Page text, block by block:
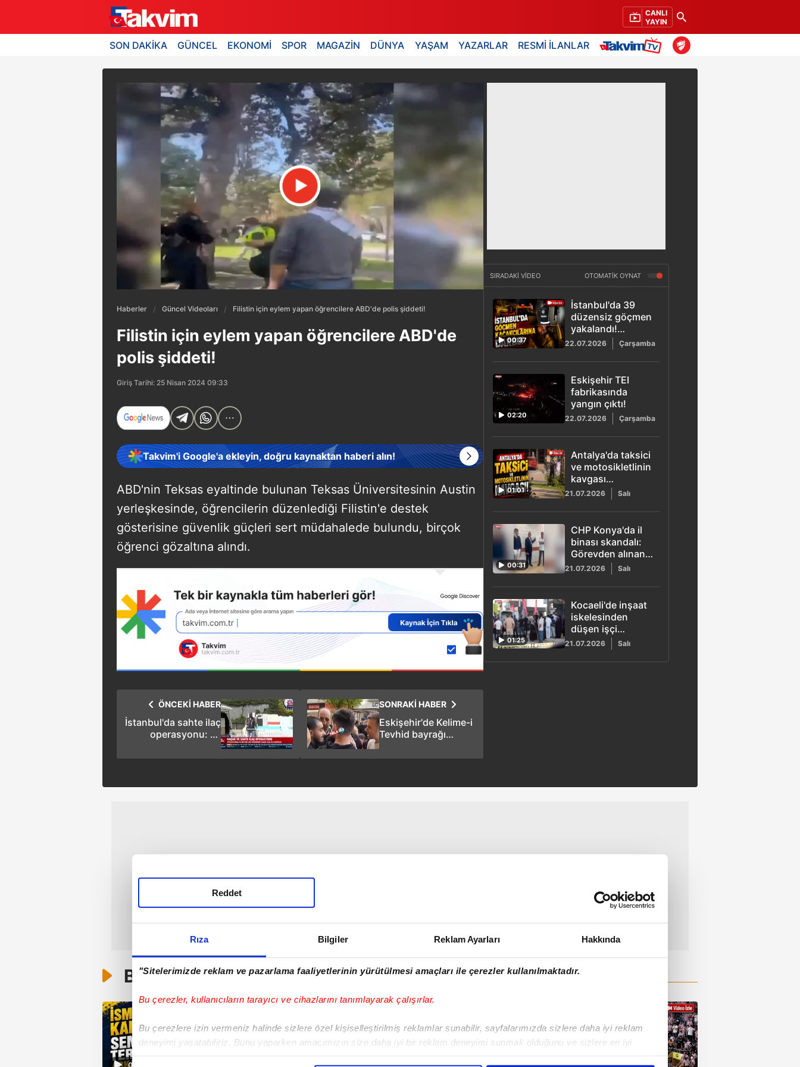
Rıza Bilgiler Reklam Ayarları Hakkında
"Sitelerimizde reklam ve pazarlama faaliyetlerinin yürütülmesi amaçları ile çerezler kullanılmaktadır.
Bu çerezler, kullanıcıların tarayıcı ve cihazlarını tanımlayarak çalışırlar.
Bu çerezlere izin vermeniz halinde sizlere özel kişiselleştirilmiş reklamlar sunabilir, sayfalarımızda sizlere daha iyi reklam
deneyimi yaşatabiliriz. Bunu yaparken amacımızın size daha iyi bir reklam deneyimi sunmak olduğunu ve sizlere en iyi
Reddet
CANLI
YAYIN
SON DAKİKA GÜNCEL EKONOMİ SPOR MAGAZİN DÜNYA YAŞAM YAZARLAR RESMİ İLANLAR
Haberler Güncel Videoları Filistin için eylem yapan öğrencilere ABD'de polis şiddeti!
Filistin için eylem yapan öğrencilere ABD'de
polis şiddeti!
Giriş Tarihi: 25 Nisan 2024 09:33
Takvim'i Google'a ekleyin, doğru kaynaktan haberi alın!
ABD'nin Teksas eyaltinde bulunan Teksas Üniversitesinin Austin
yerleşkesinde, öğrencilerin düzenlediği Filistin'e destek
gösterisine güvenlik güçleri sert müdahalede bulundu, birçok
öğrenci gözaltına alındı.
SONRAKİ HABER
Eskişehir'de Kelime-i
Tevhid bayrağı
saldırıya uğradı!
ÖNCEKİ HABER
İstanbul'da sahte ilaç
operasyonu: 16
SIRADAKİ VİDEO OTOMATİK OYNAT
00:37
İstanbul'da 39
düzensiz göçmen
yakalandı!
Taksilerden deniz
botu çıktı
22.07.2026 Çarşamba
02:20
Eskişehir TEI
fabrikasında
yangın çıktı!
22.07.2026 Çarşamba
01:01
Antalya'da taksici
ve motosikletlinin
kavgası
kamerada!
21.07.2026 Salı
00:31
CHP Konya'da il
binası skandalı:
Görevden alınan
yönetim duvarları
çizip zarara yol
açtı
21.07.2026 Salı
01:25
Kocaeli'de inşaat
iskelesinden
düşen işçi
yaşamını yitirdi
21.07.2026 Salı
Bunlar da Var
01:20 01:01 01:15